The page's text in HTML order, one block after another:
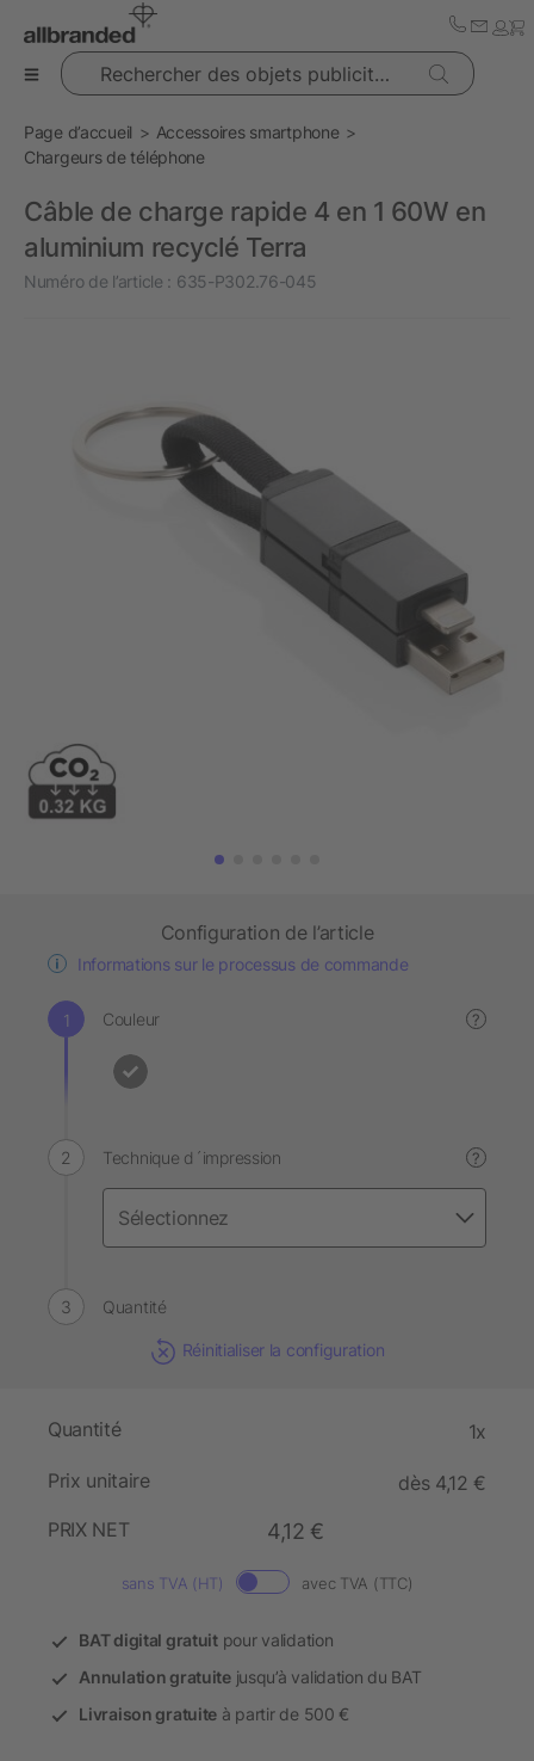
Rechercher des objets publicitaires
Page d’accueil
Accessoires smartphone
Chargeurs de téléphone
Câble de charge rapide 4 en 1 60W en
aluminium recyclé Terra
Numéro de l’article : 635-P302.76-045
Configuration de l’article
Informations sur le processus de commande
Couleur ?
Technique d´impression ?
Quantité
Réinitialiser la configuration
Quantité 1x
Prix unitaire
dès 4,12 €
PRIX NET
4,12 €
sans TVA (HT) avec TVA (TTC)
BAT digital gratuitpour validation
Annulation gratuitejusqu’à validation du BAT
Livraison gratuite à partir de 500 €